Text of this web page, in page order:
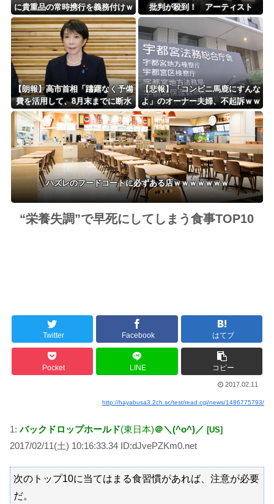
に貴重品の常時携行を義務付けｗ
ｗｗｗｗｗｗｗｗｗｗｗｗ
批判が殺到！ アーティスト
に“好感度”ばかり求める時代への
【朗報】高市首相「躊躇なく予備
費を活用して、8月末までに断水
解消を目指す」 熊本地震
【悲報】「コンビニ馬鹿にすんな
よ」のオーナー夫婦、不起訴ｗｗ
ｗｗｗｗｗｗ
ハズレのフードコートに必ずある店ｗｗｗｗｗｗｗ
“栄養失調”で早死にしてしまう食事TOP10
Twitter Facebook はてブ
Pocket LINE コピー
2017.02.11
http://hayabusa3.2ch.sc/test/read.cgi/news/1486775793/
1: バックドロップホールド(東日本)＠＼(^o^)／ [US]
2017/02/11(土) 10:16:33.34 ID:dJvePZKm0.net
次のトップ10に当てはまる食習慣があれば、注意が必要
だ。